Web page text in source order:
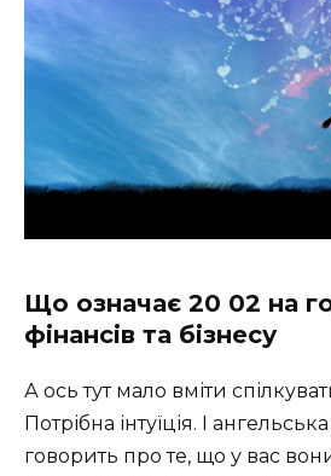
Що означає 20 02 на
фінансів та бізнесу
А ось тут мало вміти
Потрібна інтуїція. І
говорить про те, що у вас